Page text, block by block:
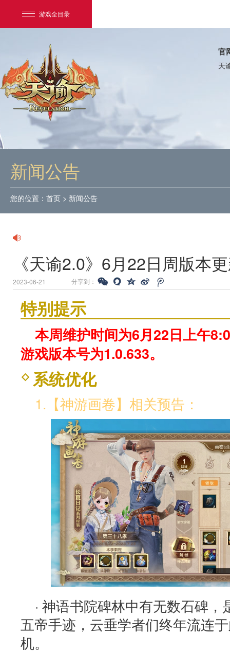
游戏全目录
网易游戏
我的足迹：
官
天
新闻公告
您的位置： 首页 > 新闻公告
《天谕2.0》6月22日周版本
2023-06-21 分享到：
特别提示
本周维护时间为6月22日上午
游戏版本号为1.0.633。
系统优化
1.【神游画卷】相关预告：
· 神语书院碑林中有无数石碑
五帝手迹，云垂学者们终年流连
机。